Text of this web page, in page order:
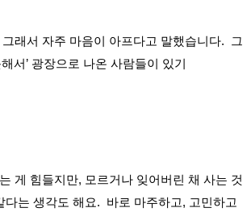
래서 자주 마음이 아프다고 말했습니다. 그
서’ 광장으로 나온 사람들이 있기
게 힘들지만, 모르거나 잊어버린 채 사는 것
다는 생각도 해요. 바로 마주하고, 고민하고